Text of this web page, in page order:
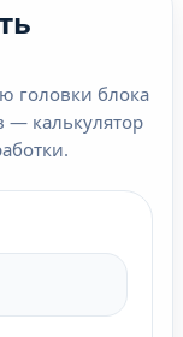
головки блока
— калькулятор